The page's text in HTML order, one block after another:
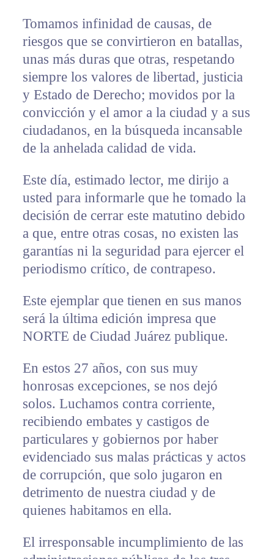
Tomamos infinidad de causas, de
riesgos que se convirtieron en batallas,
unas más duras que otras, respetando
siempre los valores de libertad, justicia
y Estado de Derecho; movidos por la
convicción y el amor a la ciudad y a sus
ciudadanos, en la búsqueda incansable
de la anhelada calidad de vida.
Este día, estimado lector, me dirijo a
usted para informarle que he tomado la
decisión de cerrar este matutino debido
a que, entre otras cosas, no existen las
garantías ni la seguridad para ejercer el
periodismo crítico, de contrapeso.
Este ejemplar que tienen en sus manos
será la última edición impresa que
NORTE de Ciudad Juárez publique.
En estos 27 años, con sus muy
honrosas excepciones, se nos dejó
solos. Luchamos contra corriente,
recibiendo embates y castigos de
particulares y gobiernos por haber
evidenciado sus malas prácticas y actos
de corrupción, que solo jugaron en
detrimento de nuestra ciudad y de
quienes habitamos en ella.
El irresponsable incumplimiento de las